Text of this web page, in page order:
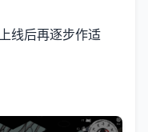
线后再逐步作适